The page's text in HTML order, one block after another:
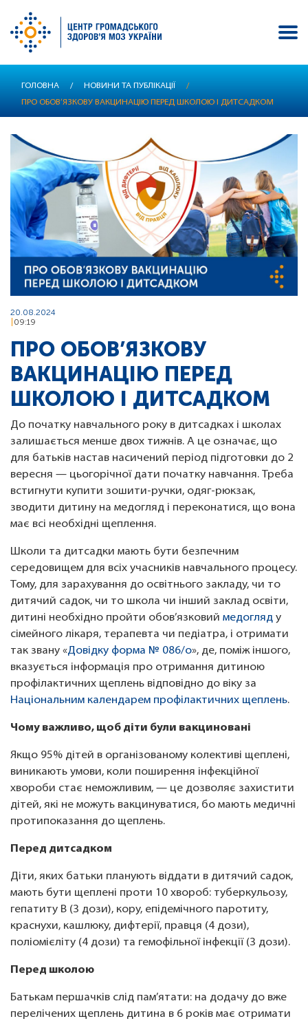
основного
ГОЛОВНА / НОВИНИ ТА ПУБЛІКАЦІЇ
/
ПРО ОБОВ’ЯЗКОВУ ВАКЦИНАЦІЮ ПЕРЕД ШКОЛОЮ І ДИТСАДКОМ
20.08.2024
09:19
ПРО ОБОВ’ЯЗКОВУ
ВАКЦИНАЦІЮ ПЕРЕД
ШКОЛОЮ І ДИТСАДКОМ
До початку навчального року в дитсадках і школах
залишається менше двох тижнів. А це означає, що
для батьків настав насичений період підготовки до 2
вересня — цьогорічної дати початку навчання. Треба
встигнути купити зошити-ручки, одяг-рюкзак,
зводити дитину на медогляд і переконатися, що вона
має всі необхідні щеплення.
Школи та дитсадки мають бути безпечним
середовищем для всіх учасників навчального процесу.
Тому, для зарахування до освітнього закладу, чи то
дитячий садок, чи то школа чи інший заклад освіти,
дитині необхідно пройти обов’язковий медогляд у
сімейного лікаря, терапевта чи педіатра, і отримати
так звану «Довідку форма № 086/о», де, поміж іншого,
вказується інформація про отримання дитиною
профілактичних щеплень відповідно до віку за
Національним календарем профілактичних щеплень.
Чому важливо, щоб діти були вакциновані
Якщо 95% дітей в організованому колективі щеплені,
виникають умови, коли поширення інфекційної
хвороби стає неможливим, — це дозволяє захистити
дітей, які не можуть вакцинуватися, бо мають медичні
протипоказання до щеплень.
Перед дитсадком
Діти, яких батьки планують віддати в дитячий садок,
мають бути щеплені проти 10 хвороб: туберкульозу,
гепатиту В (3 дози), кору, епідемічного паротиту,
краснухи, кашлюку, дифтерії, правця (4 дози),
поліомієліту (4 дози) та гемофільної інфекції (3 дози).
Перед школою
Батькам першачків слід пам’ятати: на додачу до вже
перелічених щеплень дитина в 6 років має отримати